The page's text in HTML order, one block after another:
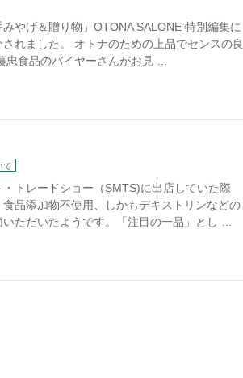
やげ＆贈り物」OTONA SALONE 特別編集に
れました。 オトナのための上品でセンスの良
忠食品のバイヤーさんがお見 …
て
トレードショー（SMTS)に出店していた際
品添加物不使用、しかもデキストリンなどの
ただいたようです。「注目の一品」とし …